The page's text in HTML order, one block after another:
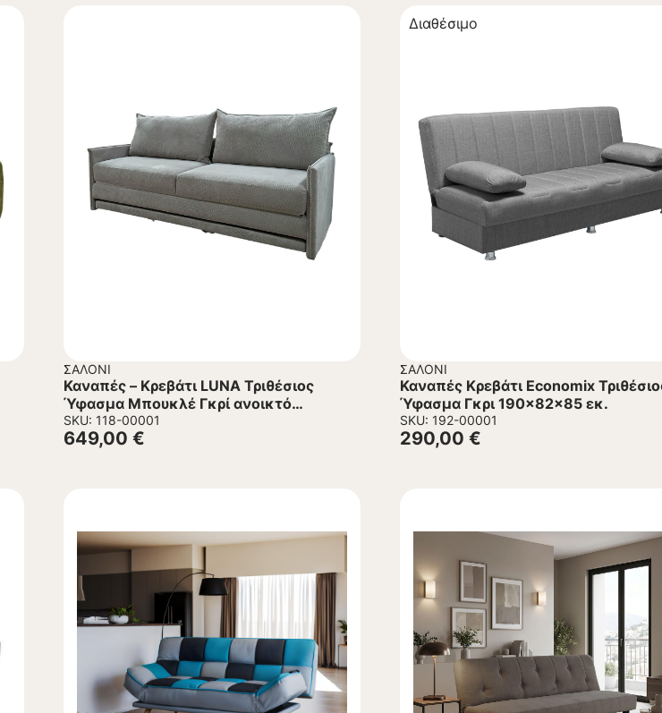
ΣΑΛΌΝΙ
Καναπές – Κρεβάτι LUNA Τριθέσιος
Ύφασμα Μπουκλέ Γκρί ανοικτό
215x85x105Υεκ.
SKU: 118-00001
649,00 €
Διαθέσιμο
ΣΑΛΌΝΙ
Καναπές Κρεβάτι Economix
Ύφασμα Γκρι 190x82x85 εκ.
SKU: 192-00001
290,00 €